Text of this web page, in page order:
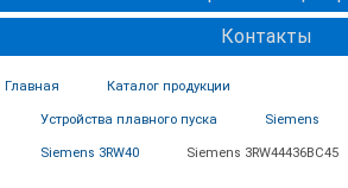
Контакты
Главная Каталог продукции
Устройства плавного пуска Siemens
Siemens 3RW40 Siemens 3RW44436BC45